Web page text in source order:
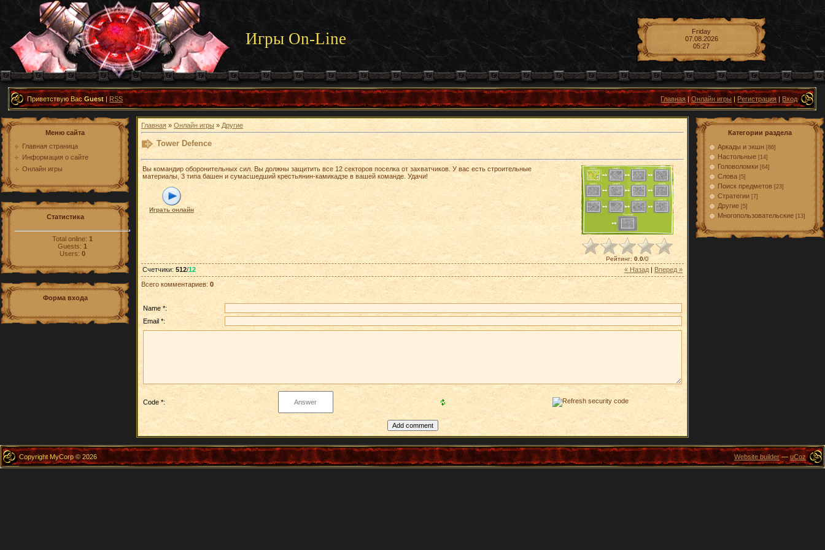
Игры On-Line
Friday
07.08.2026
05:27
Приветствую Вас Guest | RSS Главная|Онлайн игры |Регистрация | Вход
Меню сайта
Главная страница
Информация о сайте
Онлайн игры
Статистика
Total online: 1
Guests: 1
Users: 0
Форма входа
Главная » Онлайн игры » Другие
Tower Defence
Вы командир оборонительных сил. Вы должны защитить все 12 секторов поселка от захватчиков. У вас есть строительные
материалы, 3 типа башен и сумасшедший крестьянин-камикадзе в вашей команде. Удачи!
Играть онлайн
Рейтинг: 0.0/0
« Назад Вперед »
Счетчики: 512/12
Всего комментариев: 0
Name *:
Email *:
Code *:
Категории раздела
Аркады и экшн [86]
Настольные [14]
Головоломки [64]
Слова [5]
Поиск предметов [23]
Стратегии [7]
Другие [5]
Многопользовательские [13]
Copyright MyCorp © 2026 Website builder—uCoz